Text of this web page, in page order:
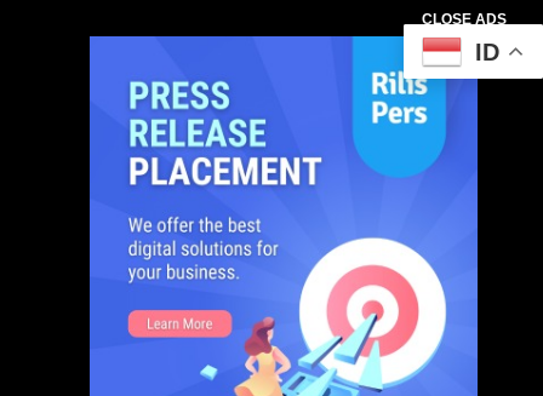
CLOSE ADS
ID